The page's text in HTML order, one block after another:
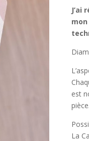
J’ai
est
pièce.
La